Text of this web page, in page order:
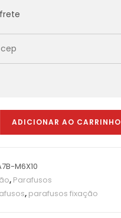
ADICIONAR AO CARRINHO
M6X10
, Parafusos
, parafusos fixação